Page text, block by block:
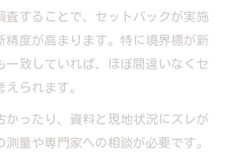
査することで、セットバックが実施
精度が高まります。特に境界標が新
一致していれば、ほぼ間違いなくセ
られます。
かったり、資料と現地状況にズレが
測量や専門家への相談が必要です。